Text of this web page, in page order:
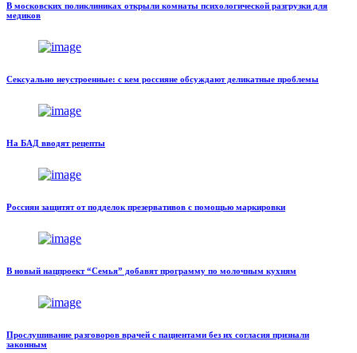
В московских поликлиниках открыли комнаты психологической разгрузки для
медиков
Сексуально неустроенные: с кем россияне обсуждают деликатные проблемы
На БАД вводят рецепты
Россиян защитят от подделок презервативов с помощью маркировки
В новый нацпроект “Семья” добавят программу по молочным кухням
Прослушивание разговоров врачей с пациентами без их согласия признали
законным